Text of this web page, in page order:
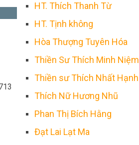
HT. Thích Thanh Từ
HT. Tịnh không
Hòa Thượng Tuyên Hóa
Thiền Sư Thích Minh Niệm
Thiền sư Thích Nhất Hạnh
Thích Nữ Hương Nhũ
Phan Thị Bích Hằng
Đạt Lai Lạt Ma